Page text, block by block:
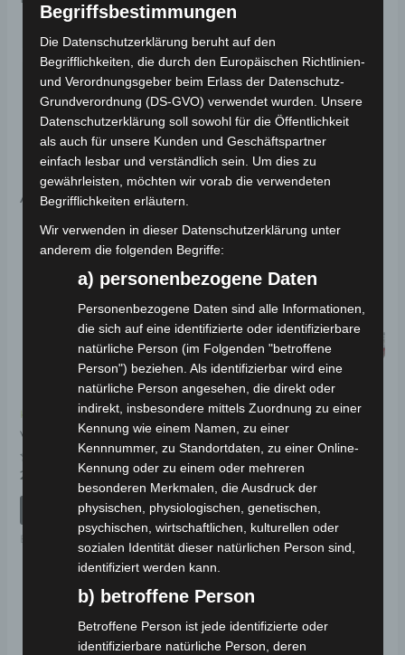
Dokumente zur
Produktsicherheit
Sicherheitshinweise für einfache Ersatzteile
Ähnliche Produkte
Kostenloser Versand
VT5 HUPE
Bewertet
0
29,00
IN DEN WARENKORB
Ersatzteile
Kostenloser Versand
VT5 LINKES
BREMSLICHT
Bewertet
mit
0
5
39,00€ *
IN DEN WARENKORB
Ersatzteile
Begriffsbestimmungen
Die Datenschutzerklärung beruht auf den
Begrifflichkeiten, die durch den Europäischen Richtlinien-
und Verordnungsgeber beim Erlass der Datenschutz-
Grundverordnung (DS-GVO) verwendet wurden. Unsere
Datenschutzerklärung soll sowohl für die Öffentlichkeit
als auch für unsere Kunden und Geschäftspartner
einfach lesbar und verständlich sein. Um dies zu
gewährleisten, möchten wir vorab die verwendeten
Begrifflichkeiten erläutern.
Wir verwenden in dieser Datenschutzerklärung unter
anderem die folgenden Begriffe:
a) personenbezogene Daten
Personenbezogene Daten sind alle Informationen,
die sich auf eine identifizierte oder identifizierbare
natürliche Person (im Folgenden "betroffene
Person") beziehen. Als identifizierbar wird eine
natürliche Person angesehen, die direkt oder
indirekt, insbesondere mittels Zuordnung zu einer
Kennung wie einem Namen, zu einer
Kennnummer, zu Standortdaten, zu einer Online-
Kennung oder zu einem oder mehreren
besonderen Merkmalen, die Ausdruck der
physischen, physiologischen, genetischen,
psychischen, wirtschaftlichen, kulturellen oder
sozialen Identität dieser natürlichen Person sind,
identifiziert werden kann.
b) betroffene Person
Betroffene Person ist jede identifizierte oder
identifizierbare natürliche Person, deren